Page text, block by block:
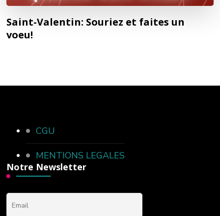
Saint-Valentin: Souriez et faites un
voeu!
CGU
MENTIONS LEGALES
Notre Newsletter